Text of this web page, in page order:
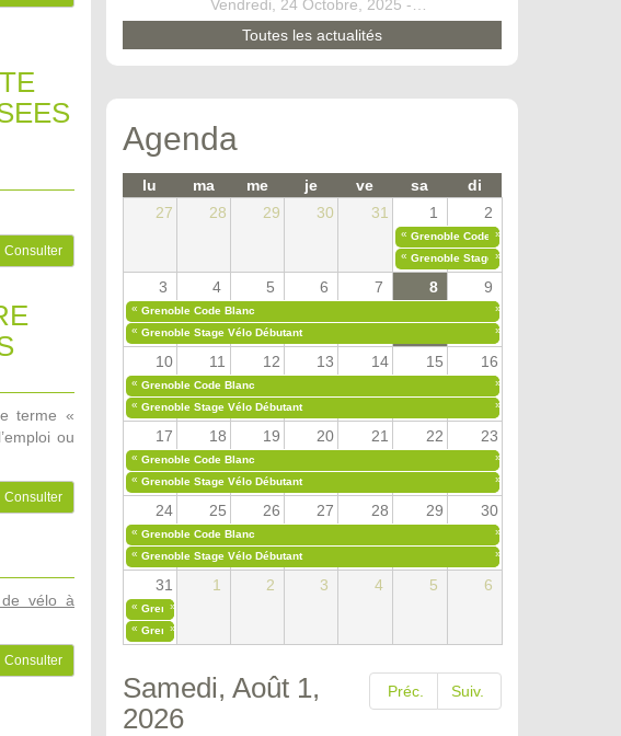
Consulter
terme «
ou
Consulter
de vélo à
Consulter
Toutes les actualités
Agenda
lu ma me je ve sa
di
27
28 29 30 31 1 2
« Grenoble Code Blanc
»
« Grenoble Stage Vélo Débutant
»
3 4 5 6 7 8 9
« Grenoble Code Blanc
»
« Grenoble Stage Vélo Débutant »
10 11 12 13 14 15 16
« Grenoble Code Blanc
»
« Grenoble Stage Vélo Débutant »
17 18 19 20 21 22 23
« Grenoble Code Blanc
»
« Grenoble Stage Vélo Débutant »
24 25 26 27 28 29 30
« Grenoble Code Blanc
»
« Grenoble Stage Vélo Débutant »
31 1 2 3 4 5 6
« Grenoble Code Blanc
»
« Grenoble Stage Vélo Débutant
»
Préc. Suiv.
Samedi, Août 1,
2026